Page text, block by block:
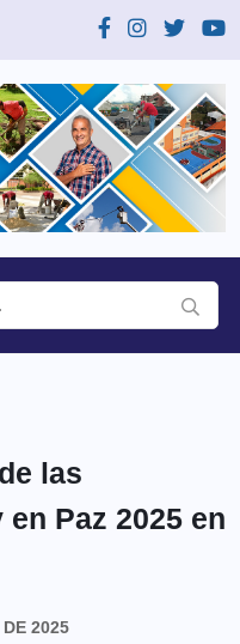
las
Paz 2025 en
2025